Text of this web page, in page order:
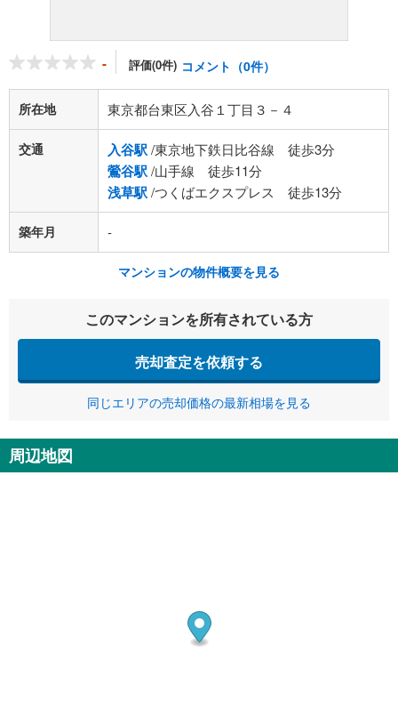
- 評価(0件) コメント（0件）
所在地 東京都台東区入谷１丁目３－４
交通 入谷駅/東京地下鉄日比谷線 徒歩3分
鶯谷駅/山手線 徒歩11分
浅草駅/つくばエクスプレス 徒歩13分
築年月 -
マンションの物件概要を見る
このマンションを所有されている方
売却査定を依頼する
同じエリアの売却価格の最新相場を見る
周辺地図